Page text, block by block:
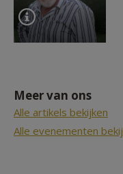
Meer van ons
Alle artikels bekijken
Alle evenementen